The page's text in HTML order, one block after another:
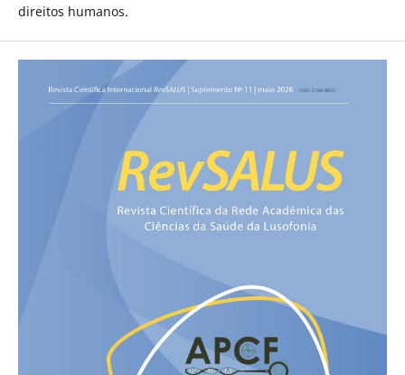
direitos humanos.